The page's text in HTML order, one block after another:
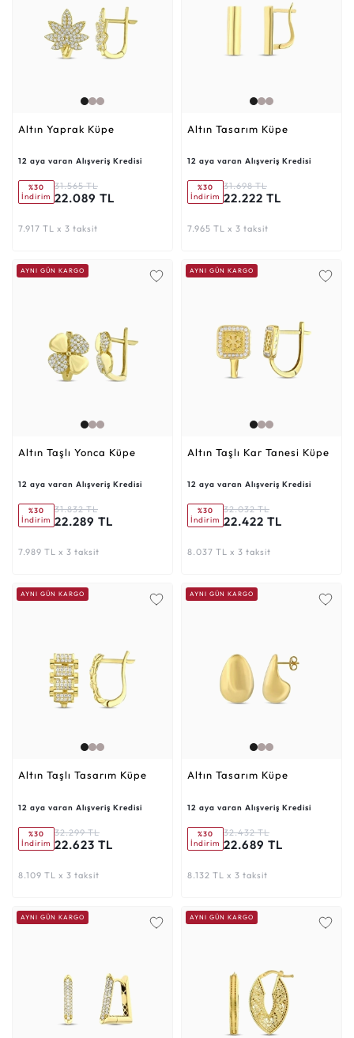
Altın Yaprak Küpe
12 aya varan Alışveriş Kredisi
%30
İndirim
31.565 TL
22.089 TL
7.917 TL x 3 taksit
Altın Tasarım Küpe
12 aya varan Alışveriş Kredisi
%30
İndirim
31.698 TL
22.222 TL
7.965 TL x 3 taksit
AYNI GÜN KARGO
Altın Taşlı Yonca Küpe
12 aya varan Alışveriş Kredisi
%30
İndirim
31.832 TL
22.289 TL
7.989 TL x 3 taksit
AYNI GÜN KARGO
Altın Taşlı Kar Tanesi Küpe
12 aya varan Alışveriş Kredisi
%30
İndirim
32.032 TL
22.422 TL
8.037 TL x 3 taksit
AYNI GÜN KARGO
Altın Taşlı Tasarım Küpe
12 aya varan Alışveriş Kredisi
%30
İndirim
32.299 TL
22.623 TL
8.109 TL x 3 taksit
AYNI GÜN KARGO
Altın Tasarım Küpe
12 aya varan Alışveriş Kredisi
%30
İndirim
32.432 TL
22.689 TL
8.132 TL x 3 taksit
AYNI GÜN KARGO AYNI GÜN KARGO